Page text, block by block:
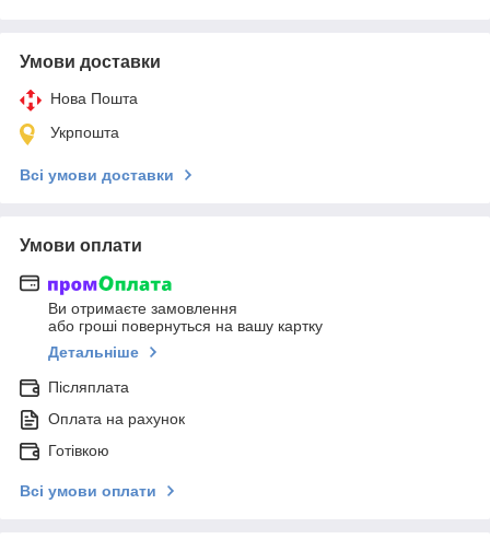
Умови доставки
Нова Пошта
Укрпошта
Всі умови доставки
Умови оплати
Ви отримаєте замовлення
або гроші повернуться на вашу картку
Детальніше
Післяплата
Оплата на рахунок
Готівкою
Всі умови оплати